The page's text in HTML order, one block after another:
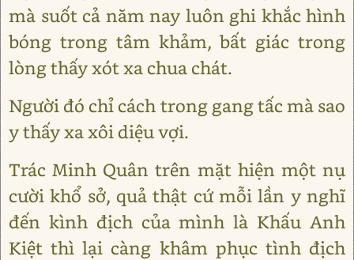
mà suốt cả năm nay luôn ghi khắc hình
bóng trong tâm khảm, bất giác trong
lòng thấy xót xa chua chát.
Người đó chỉ cách trong gang tấc mà sao
y thấy xa xôi diệu vợi.
Trác Minh Quân trên mặt hiện một nụ
cười khổ sở, quả thật cứ mỗi lần y nghĩ
đến kình địch của mình là Khấu Anh
Kiệt thì lại càng khâm phục tình địch